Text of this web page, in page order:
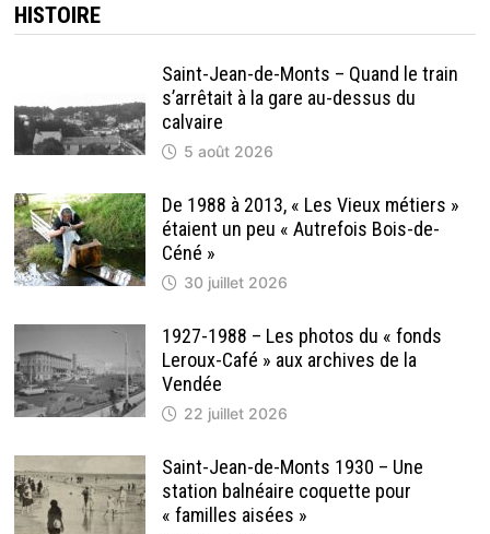
HISTOIRE
Saint-Jean-de-Monts – Quand le train
s’arrêtait à la gare au-dessus du
calvaire
5 août 2026
De 1988 à 2013, « Les Vieux métiers »
étaient un peu « Autrefois Bois-de-
Céné »
30 juillet 2026
1927-1988 – Les photos du « fonds
Leroux-Café » aux archives de la
Vendée
22 juillet 2026
Saint-Jean-de-Monts 1930 – Une
station balnéaire coquette pour
« familles aisées »